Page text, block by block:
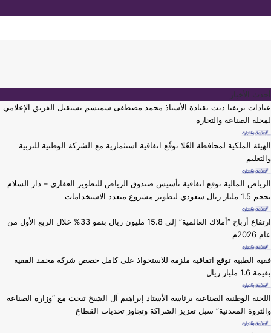
أحدث الأخبار
عيادات بريفيا دنت بقيادة الأستاذ محمد مصطفى سميسم تستقبل الفريق الإعلامي
لمجلة الصناعة والتجارة
الهيئة الملكية لمحافظة العُلا توقّع اتفاقية استثمارية مع الشركة الوطنية للتربية
والتعليم
الرياض المالية توقع اتفاقية تأسيس صندوق الرياض للتطوير العقاري – دار السلام
بحجم 1.5 مليار ريال سعودي لتطوير مشروع متعدد الاستخدامات
ارتفاع أرباح “أملاك العالمية” إلى 15.8 مليون ريال بنمو 33% خلال الربع الأول من
عام 2026م
فقيه الطبية توقع اتفاقية ملزمة للاستحواذ على كامل حصص شركة محمد الفقيه
بقيمة 1.6 مليار ريال
اللجنة الوطنية الصناعية برئاسة الأستاذ إبراهيم آل الشيخ تبحث مع “وزارة الصناعة
والثروة المعدنية” سبل تعزيز الشراكة وتجاوز تحديات القطاع